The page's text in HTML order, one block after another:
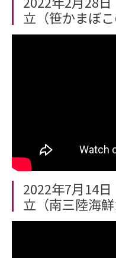
立（笹かまぼこ
2022年7月14
立（南三陸海鮮